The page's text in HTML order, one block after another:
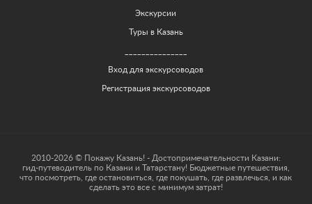
Экскурсии
Туры в Казань
Вход для экскурсоводов
Регистрация экскурсоводов
2010-2026 © Покажу Казань! - Достопримечательности Казани:
гид-путеводитель по Казани и Татарстану! Бюджетные путешествия,
что посмотреть, где остановиться, где покушать, где развлечься, и как
сделать это все с минимум затрат!